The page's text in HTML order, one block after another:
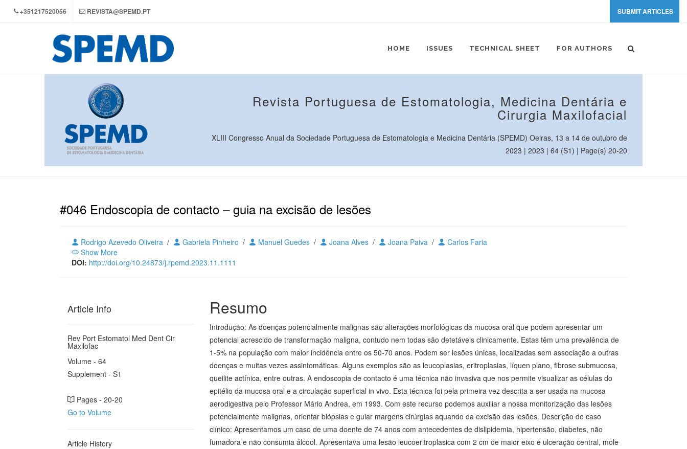
+351217520056 REVISTA@SPEMD.PT SUBMIT ARTICLES
HOME ISSUES TECHNICAL SHEET FOR AUTHORS
Revista Portuguesa de Estomatologia, Medicina Dentária e
Cirurgia Maxilofacial
XLIII Congresso Anual da Sociedade Portuguesa de Estomatologia e Medicina Dentária (SPEMD) Oeiras, 13 a 14 de outubro de
2023 | 2023 | 64 (S1) | Page(s) 20-20
#046 Endoscopia de contacto – guia na excisão de lesões
Rodrigo Azevedo Oliveira / Gabriela Pinheiro / Manuel Guedes / Joana Alves / Joana Paiva /
Carlos Faria
Show More
DOI: http://doi.org/10.24873/j.rpemd.2023.11.1111
Article Info
Rev Port Estomatol Med Dent Cir
Maxilofac
Volume - 64
Supplement - S1
Pages - 20-20
Go to Volume
Article History
Resumo
Introdução: As doenças potencialmente malignas são alterações morfológicas da mucosa oral que podem apresentar um
potencial acrescido de transformação maligna, contudo nem todas são detetáveis clinicamente. Estas têm uma prevalência de
1-5% na população com maior incidência entre os 50-70 anos. Podem ser lesões únicas, localizadas sem associação a outras
doenças e muitas vezes assintomáticas. Alguns exemplos são as leucoplasias, eritroplasias, líquen plano, fibrose submucosa,
queilite actínica, entre outras. A endoscopia de contacto é uma técnica não invasiva que nos permite visualizar as células do
epitélio da mucosa oral e a circulação superficial in vivo. Esta técnica foi pela primeira vez descrita a ser usada na mucosa
aerodigestiva pelo Professor Mário Andrea, em 1993. Com este recurso podemos auxiliar a nossa monitorização das lesões
potencialmente malignas, orientar biópsias e guiar margens cirúrgias aquando da excisão das lesões. Descrição do caso
clínico: Apresentamos um caso de uma doente de 74 anos com antecedentes de dislipidemia, hipertensão, diabetes, não
fumadora e não consumia álcool. Apresentava uma lesão leucoeritroplasica com 2 cm de maior eixo e ulceração central, mole